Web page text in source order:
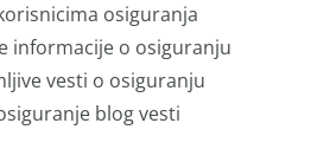
osiguranja
informacije o osiguranju
vesti o osiguranju
blog vesti